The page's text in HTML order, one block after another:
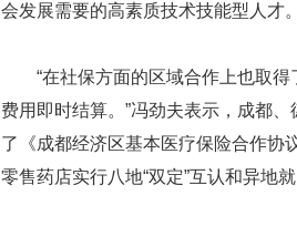
会发展需要的高素质技术技能型人才。
“在社保方面的区域合作上也取
费用即时结算。”冯劲夫表示，成都
了《成都经济区基本医疗保险合作协
零售药店实行八地“双定”互认和异地